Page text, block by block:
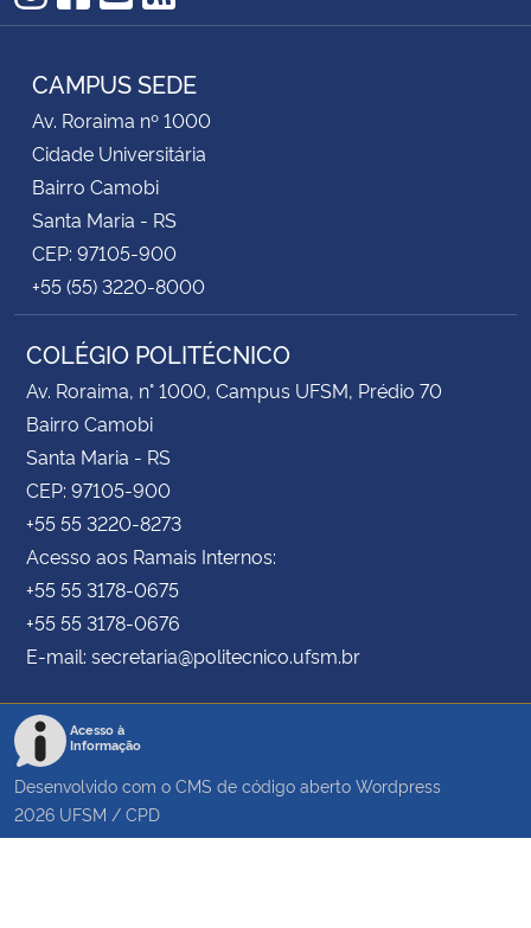
Instagram
Facebook
YouTube
RSS
CAMPUS SEDE
Av. Roraima nº 1000
Cidade Universitária
Bairro Camobi
Santa Maria - RS
CEP: 97105-900
+55 (55) 3220-8000
COLÉGIO POLITÉCNICO
Av. Roraima, n° 1000, Campus UFSM, Prédio 70
Bairro Camobi
Santa Maria - RS
CEP: 97105-900
+55 55 3220-8273
Acesso aos Ramais Internos:
+55 55 3178-0675
+55 55 3178-0676
E-mail: secretaria@politecnico.ufsm.br
Acesso à
Informação
Desenvolvido com o CMS de código aberto Wordpress
2026 UFSM / CPD